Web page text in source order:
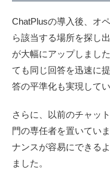
ChatPlusの導入後、オ
ら該当する場所を探し
が大幅にアップしまし
ても同じ回答を迅速に
答の平準化も実現してい
さらに、以前のチャッ
門の専任者を置いてい
ナンスが容易にできる
ました。